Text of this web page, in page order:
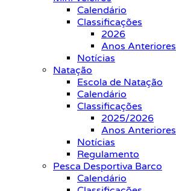
Calendário
Classificações
2026
Anos Anteriores
Notícias
Natação
Escola de Natação
Calendário
Classificações
2025/2026
Anos Anteriores
Notícias
Regulamento
Pesca Desportiva Barco
Calendário